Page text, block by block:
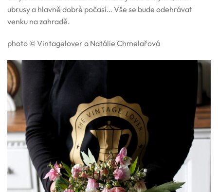
ubrusy a hlavně dobré počasí… Vše se bude odehrávat
venku na zahradě.
photo © Vintagelover a Natálie Chmelařová